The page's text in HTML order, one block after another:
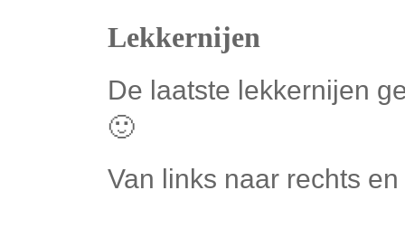
Lekkernijen
De laatste lekkernijen
🙂
Van links naar rechts